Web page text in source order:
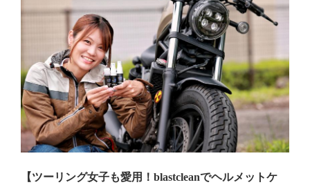
【ツーリング女子も愛用！blastcleanでヘルメットケ